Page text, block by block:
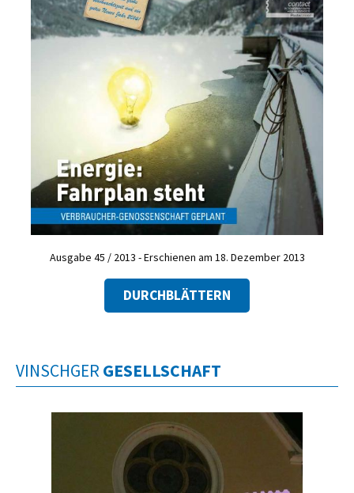
Ausgabe 45 / 2013 - Erschienen am 18. Dezember 2013
DURCHBLÄTTERN
VINSCHGER GESELLSCHAFT